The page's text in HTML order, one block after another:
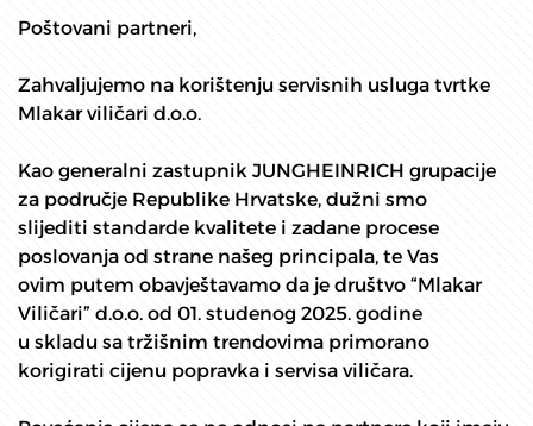
Poštovani partneri,
Zahvaljujemo na korištenju servisnih usluga tvrtke
Mlakar viličari d.o.o.
Kao generalni zastupnik JUNGHEINRICH grupacije
za područje Republike Hrvatske, dužni smo
slijediti standarde kvalitete i zadane procese
poslovanja od strane našeg principala, te Vas
ovim putem obavještavamo da je društvo “Mlakar
Viličari” d.o.o. od 01. studenog 2025. godine
u skladu sa tržišnim trendovima primorano
korigirati cijenu popravka i servisa viličara.